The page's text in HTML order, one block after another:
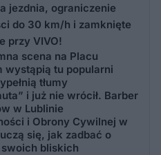
jezdnia, ograniczenie
do 30 km/h i zamknięte
przy VIVO!
scena na Placu
wystąpią tu popularni
tłumy
i już nie wrócił. Barber
w Lublinie
i Obrony Cywilnej w
się, jak zadbać o
bliskich